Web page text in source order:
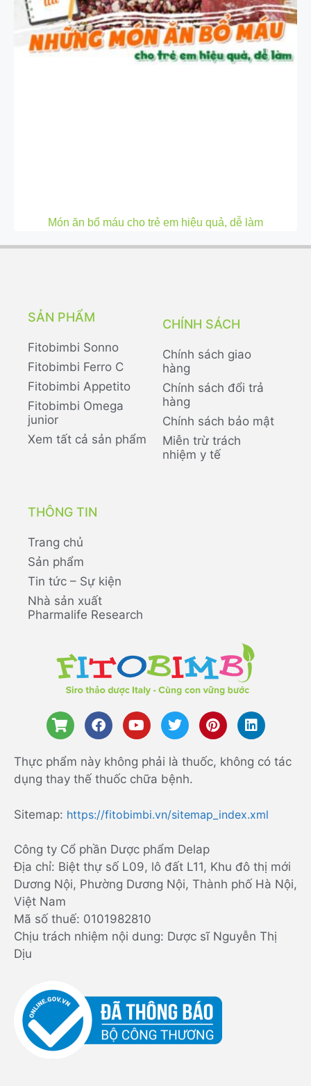
Món ăn bổ máu cho trẻ em hiệu quả, dễ làm
SẢN PHẨM
Fitobimbi Sonno
Fitobimbi Ferro C
Fitobimbi Appetito
Fitobimbi Omega
junior
Xem tất cả sản phẩm
CHÍNH SÁCH
Chính sách giao
hàng
Chính sách đổi trả
hàng
Chính sách bảo mật
Miễn trừ trách
nhiệm y tế
THÔNG TIN
Trang chủ
Sản phẩm
Tin tức – Sự kiện
Nhà sản xuất
Pharmalife Research
Thực phẩm này không phải là thuốc, không có tác
dụng thay thế thuốc chữa bệnh.
Sitemap: https://fitobimbi.vn/sitemap_index.xml
Công ty Cổ phần Dược phẩm Delap
Địa chỉ: Biệt thự số L09, lô đất L11, Khu đô thị mới
Dương Nội, Phường Dương Nội, Thành phố Hà Nội,
Việt Nam
Mã số thuế: 0101982810
Chịu trách nhiệm nội dung: Dược sĩ Nguyễn Thị
Dịu